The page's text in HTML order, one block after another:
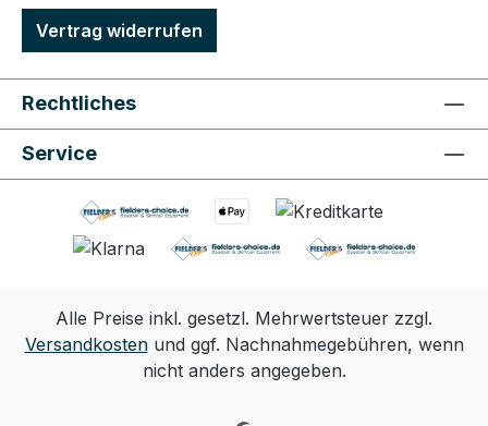
Vertrag widerrufen
Rechtliches
Service
Alle Preise inkl. gesetzl. Mehrwertsteuer zzgl.
Versandkostenund ggf. Nachnahmegebühren, wenn
nicht anders angegeben.